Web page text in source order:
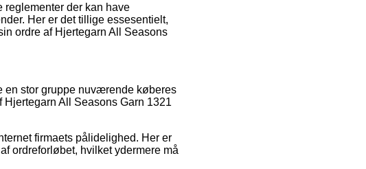
reglementer der kan have
Her er det tillige essesentielt,
ordre af Hjertegarn All Seasons
en stor gruppe nuværende køberes
All Seasons Garn 1321
firmaets pålidelighed. Her er
ordreforløbet, hvilket ydermere må